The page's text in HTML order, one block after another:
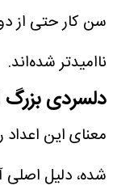
سن کار حتی از
ناامیدتر شده‌اند.
دلسردی
معنای این
شده، دلیل اصلی